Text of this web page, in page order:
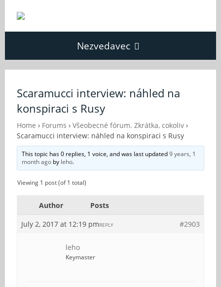
Nezvedavec
Fórum
O Nezvědavci
Kontakt
Scaramucci interview: náhled na
konspiraci s Rusy
Home › Forums › Všeobecné fórum. Zkrátka, cokoliv ›
Scaramucci interview: náhled na konspiraci s Rusy
This topic has 0 replies, 1 voice, and was last updated9 years, 1
month ago by leho.
Viewing 1 post (of 1 total)
Author
Posts
July 2, 2017 at 12:19 pm
#2903
REPLY
leho
Keymaster